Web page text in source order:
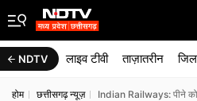
NDTV लाइव टीवी ताज़ातरीन
होम छत्तीसगढ़ न्यूज़ Indian Railways: पीने को